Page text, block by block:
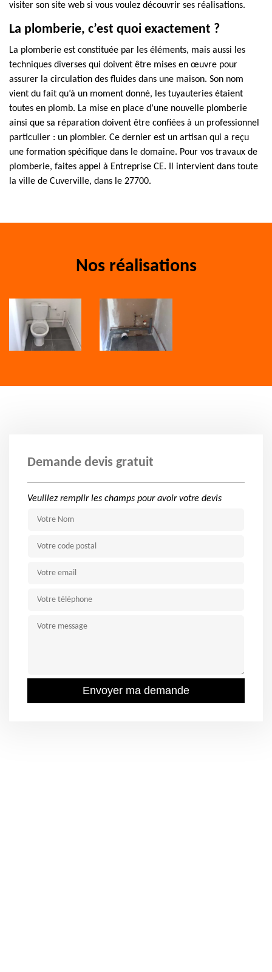
visiter son site web si vous voulez découvrir ses réalisations.
La plomberie, c’est quoi exactement ?
La plomberie est constituée par les éléments, mais aussi les
techniques diverses qui doivent être mises en œuvre pour
assurer la circulation des fluides dans une maison. Son nom
vient du fait qu’à un moment donné, les tuyauteries étaient
toutes en plomb. La mise en place d’une nouvelle plomberie
ainsi que sa réparation doivent être confiées à un professionnel
particulier : un plombier. Ce dernier est un artisan qui a reçu
une formation spécifique dans le domaine. Pour vos travaux de
plomberie, faites appel à Entreprise CE. Il intervient dans toute
la ville de Cuverville, dans le 27700.
Nos réalisations
Demande devis gratuit
Veuillez remplir les champs pour avoir votre devis